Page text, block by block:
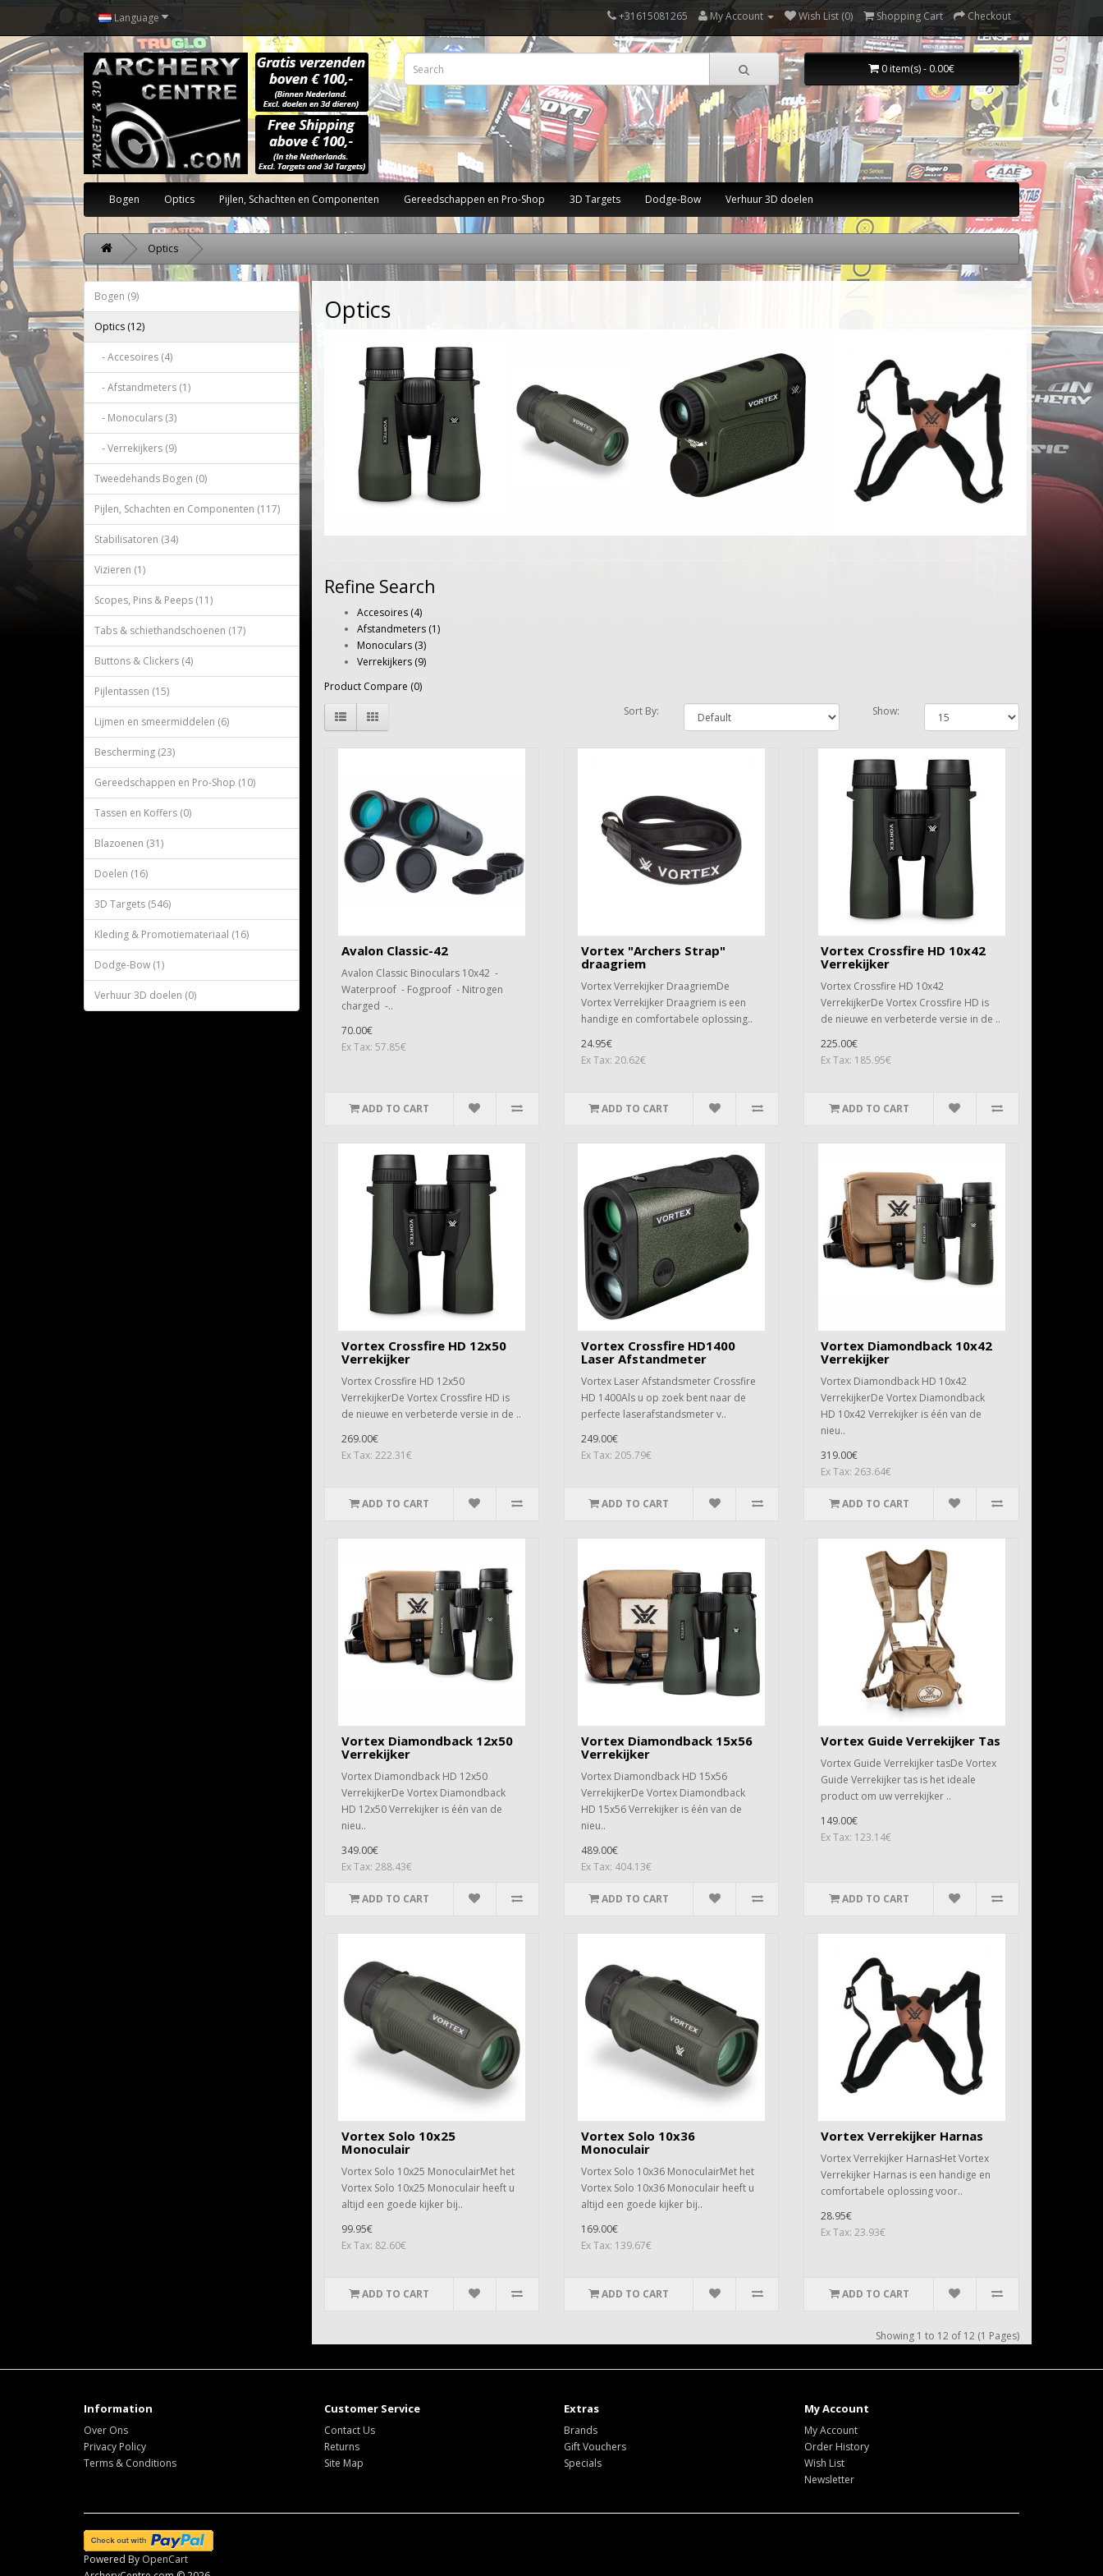
Language +31615081265 My Account Wish List (0) Shopping Cart Checkout
0 item(s) - 0.00€
Bogen Optics Pijlen, Schachten en Componenten Gereedschappen en Pro-Shop 3D Targets Dodge-Bow Verhuur 3D doelen
Optics
Bogen (9)
Optics (12)
- Accesoires (4)
- Afstandmeters (1)
- Monoculars (3)
- Verrekijkers (9)
Tweedehands Bogen (0)
Pijlen, Schachten en Componenten (117)
Stabilisatoren (34)
Vizieren (1)
Scopes, Pins & Peeps (11)
Tabs & schiethandschoenen (17)
Buttons & Clickers (4)
Pijlentassen (15)
Lijmen en smeermiddelen (6)
Bescherming (23)
Gereedschappen en Pro-Shop (10)
Tassen en Koffers (0)
Blazoenen (31)
Doelen (16)
3D Targets (546)
Kleding & Promotiemateriaal (16)
Dodge-Bow (1)
Verhuur 3D doelen (0)
Optics
Refine Search
Accesoires (4)
Afstandmeters (1)
Monoculars (3)
Verrekijkers (9)
Product Compare (0)
Sort By:
Show:
Avalon Classic-42
Avalon Classic Binoculars 10x42 -
Waterproof - Fogproof - Nitrogen
charged -..
70.00€
Ex Tax: 57.85€
ADD TO CART
Vortex "Archers Strap"
draagriem
Vortex Verrekijker DraagriemDe
Vortex Verrekijker Draagriem is een
handige en comfortabele oplossing..
24.95€
Ex Tax: 20.62€
ADD TO CART
Vortex Crossfire HD 10x42
Verrekijker
Vortex Crossfire HD 10x42
VerrekijkerDe Vortex Crossfire HD is
de nieuwe en verbeterde versie in de ..
225.00€
Ex Tax: 185.95€
ADD TO CART
Vortex Crossfire HD 12x50
Verrekijker
Vortex Crossfire HD 12x50
VerrekijkerDe Vortex Crossfire HD is
de nieuwe en verbeterde versie in de ..
269.00€
Ex Tax: 222.31€
ADD TO CART
Vortex Crossfire HD1400
Laser Afstandmeter
Vortex Laser Afstandsmeter Crossfire
HD 1400Als u op zoek bent naar de
perfecte laserafstandsmeter v..
249.00€
Ex Tax: 205.79€
ADD TO CART
Vortex Diamondback 10x42
Verrekijker
Vortex Diamondback HD 10x42
VerrekijkerDe Vortex Diamondback
HD 10x42 Verrekijker is één van de
nieu..
319.00€
Ex Tax: 263.64€
ADD TO CART
Vortex Diamondback 12x50
Verrekijker
Vortex Diamondback HD 12x50
VerrekijkerDe Vortex Diamondback
HD 12x50 Verrekijker is één van de
nieu..
349.00€
Ex Tax: 288.43€
ADD TO CART
Vortex Diamondback 15x56
Verrekijker
Vortex Diamondback HD 15x56
VerrekijkerDe Vortex Diamondback
HD 15x56 Verrekijker is één van de
nieu..
489.00€
Ex Tax: 404.13€
ADD TO CART
Vortex Guide Verrekijker Tas
Vortex Guide Verrekijker tasDe Vortex
Guide Verrekijker tas is het ideale
product om uw verrekijker ..
149.00€
Ex Tax: 123.14€
ADD TO CART
Vortex Solo 10x25
Monoculair
Vortex Solo 10x25 MonoculairMet het
Vortex Solo 10x25 Monoculair heeft u
altijd een goede kijker bij..
99.95€
Ex Tax: 82.60€
ADD TO CART
Vortex Solo 10x36
Monoculair
Vortex Solo 10x36 MonoculairMet het
Vortex Solo 10x36 Monoculair heeft u
altijd een goede kijker bij..
169.00€
Ex Tax: 139.67€
ADD TO CART
Vortex Verrekijker Harnas
Vortex Verrekijker HarnasHet Vortex
Verrekijker Harnas is een handige en
comfortabele oplossing voor..
28.95€
Ex Tax: 23.93€
ADD TO CART
Showing 1 to 12 of 12 (1 Pages)
Information
Over Ons
Privacy Policy
Terms & Conditions
Customer Service
Contact Us
Returns
Site Map
Extras
Brands
Gift Vouchers
Specials
My Account
My Account
Order History
Wish List
Newsletter
Powered By OpenCart